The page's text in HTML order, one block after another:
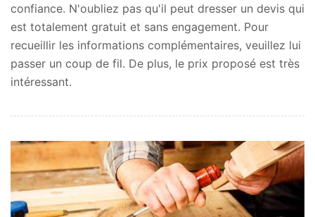
confiance. N'oubliez pas qu'il peut dresser un devis qui
est totalement gratuit et sans engagement. Pour
recueillir les informations complémentaires, veuillez lui
passer un coup de fil. De plus, le prix proposé est très
intéressant.